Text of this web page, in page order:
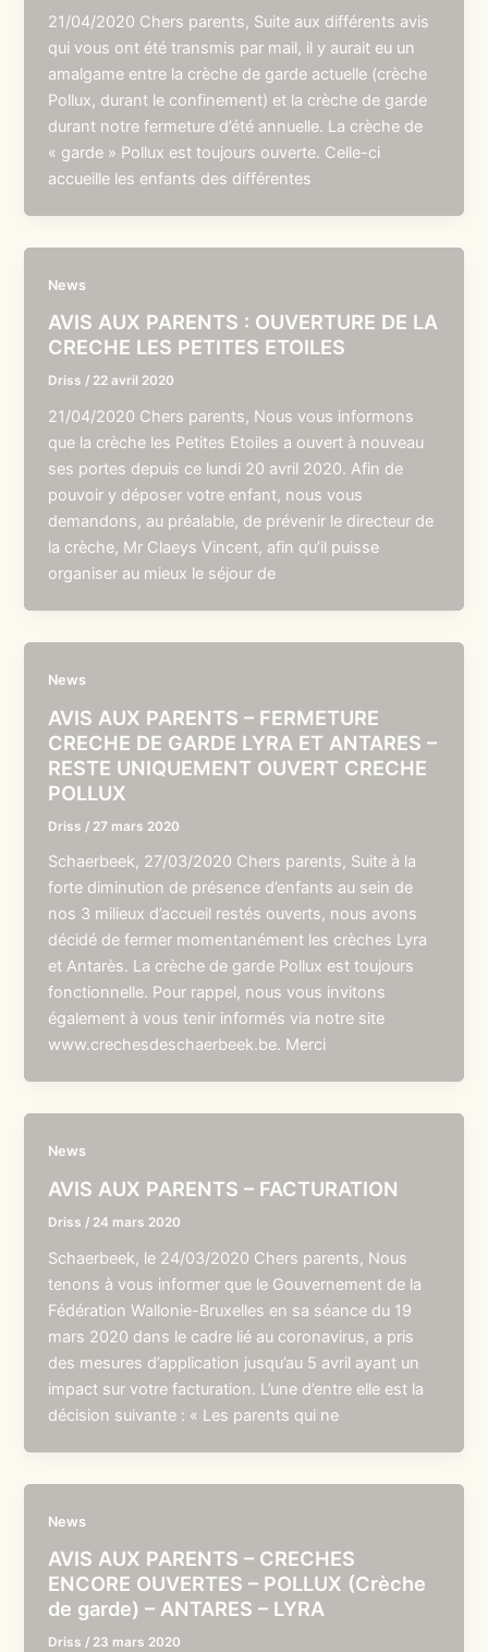
21/04/2020 Chers parents, Suite aux différents avis
qui vous ont été transmis par mail, il y aurait eu un
amalgame entre la crèche de garde actuelle (crèche
Pollux, durant le confinement) et la crèche de garde
durant notre fermeture d’été annuelle. La crèche de
« garde » Pollux est toujours ouverte. Celle-ci
accueille les enfants des différentes
News
AVIS AUX PARENTS : OUVERTURE DE LA
CRECHE LES PETITES ETOILES
Driss / 22 avril 2020
21/04/2020 Chers parents, Nous vous informons
que la crèche les Petites Etoiles a ouvert à nouveau
ses portes depuis ce lundi 20 avril 2020. Afin de
pouvoir y déposer votre enfant, nous vous
demandons, au préalable, de prévenir le directeur de
la crèche, Mr Claeys Vincent, afin qu’il puisse
organiser au mieux le séjour de
News
AVIS AUX PARENTS – FERMETURE
CRECHE DE GARDE LYRA ET ANTARES –
RESTE UNIQUEMENT OUVERT CRECHE
POLLUX
Driss / 27 mars 2020
Schaerbeek, 27/03/2020 Chers parents, Suite à la
forte diminution de présence d’enfants au sein de
nos 3 milieux d’accueil restés ouverts, nous avons
décidé de fermer momentanément les crèches Lyra
et Antarès. La crèche de garde Pollux est toujours
fonctionnelle. Pour rappel, nous vous invitons
également à vous tenir informés via notre site
www.crechesdeschaerbeek.be. Merci
News
AVIS AUX PARENTS – FACTURATION
Driss / 24 mars 2020
Schaerbeek, le 24/03/2020 Chers parents, Nous
tenons à vous informer que le Gouvernement de la
Fédération Wallonie-Bruxelles en sa séance du 19
mars 2020 dans le cadre lié au coronavirus, a pris
des mesures d’application jusqu’au 5 avril ayant un
impact sur votre facturation. L’une d’entre elle est la
décision suivante : « Les parents qui ne
News
AVIS AUX PARENTS – CRECHES
ENCORE OUVERTES – POLLUX (Crèche
de garde) – ANTARES – LYRA
Driss / 23 mars 2020